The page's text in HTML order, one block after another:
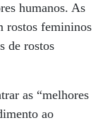
humanos. As
rostos femininos
de rostos
as “melhores
ao